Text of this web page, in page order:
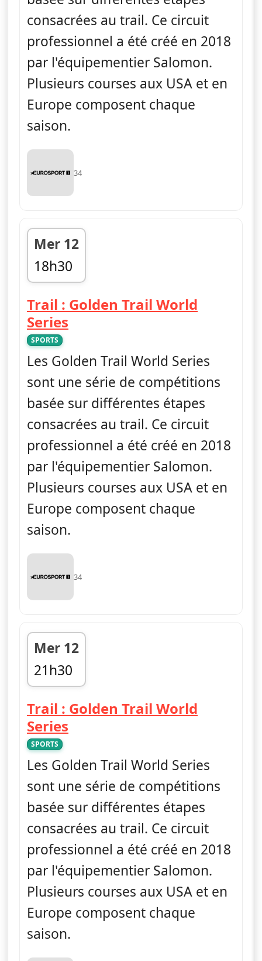
consacrées au trail. Ce circuit
professionnel a été créé en 2018
par l'équipementier Salomon.
Plusieurs courses aux USA et en
Europe composent chaque
saison.
34
Mer 12
18h30
fin 19h00
Trail : Golden Trail World
Series
SPORTS
Les Golden Trail World Series
sont une série de compétitions
basée sur différentes étapes
consacrées au trail. Ce circuit
professionnel a été créé en 2018
par l'équipementier Salomon.
Plusieurs courses aux USA et en
Europe composent chaque
saison.
34
Mer 12
21h30
fin 22h00
Trail : Golden Trail World
Series
SPORTS
Les Golden Trail World Series
sont une série de compétitions
basée sur différentes étapes
consacrées au trail. Ce circuit
professionnel a été créé en 2018
par l'équipementier Salomon.
Plusieurs courses aux USA et en
Europe composent chaque
saison.